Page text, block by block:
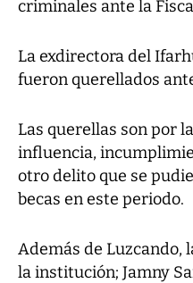
criminales ante la
La exdirectora del
fueron querellados
Las querellas son por
influencia,
otro delito que se
becas en este periodo.
Además de Luzcando,
la institución; Jamny